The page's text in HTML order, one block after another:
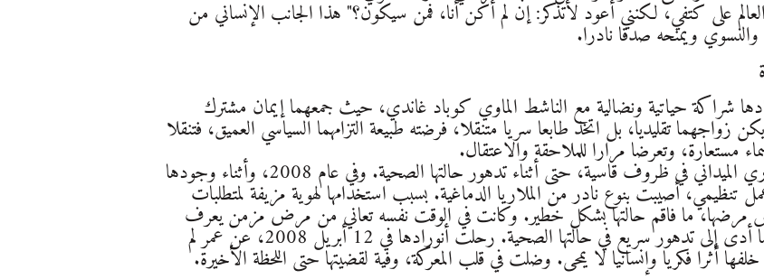
على كتفي، لكنني أعود لأتذكر: إن لم أكن أنا، فمن سيكون؟" هذا الجانب الإنساني من
والنسوي ويمنحه صدقا نادرا.
أنورادها شراكة حياتية ونضالية مع الناشط الماوي كوباد غاندي، حيث جمعهما إيمان مشترك
زواجهما تقليديا، بل اتخذ طابعا سريا متنقلا، فرضته طبيعة التزامهما السياسي العميق، فتنقلا
مستعارة، وتعرضا مرارا للملاحقة والاعتقال.
واصلت أنورادها نشاطها الثوري الميداني في ظروف قاسية، حتى أثناء تدهور حالتها الصحية. وفي عام 2008، وأثناء وجودها
تنظيمي، أصيبت بنوع نادر من الملاريا الدماغية. بسبب استخدامها لهوية مزيفة لمتطلبات
مرضها، ما فاقم حالتها بشكل خطير. وكانت في الوقت نفسه تعاني من مرض مزمن يعرف
بـ"التصلب الجهازي" ، وهو ما أدى إلى تدهور سريع في حالتها الصحية. رحلت أنورادها في 12 أبريل 2008، عن عمر لم
خلفها أثرا فكريا وإنسانيا لا يمحى. وضلت في قلب المعركة، وفية لقضيتها حتى اللحظة الأخيرة.